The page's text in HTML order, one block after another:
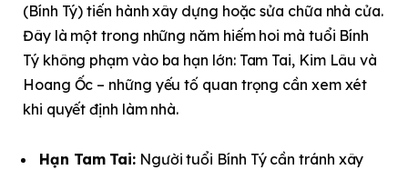
(Bính Tý) tiến hành xây dựng hoặc sửa chữa nhà cửa.
Đây là một trong những năm hiếm hoi mà tuổi Bính
Tý không phạm vào ba hạn lớn: Tam Tai, Kim Lâu và
Hoang Ốc – những yếu tố quan trọng cần xem xét
khi quyết định làm nhà.
Hạn Tam Tai: Người tuổi Bính Tý cần tránh xây